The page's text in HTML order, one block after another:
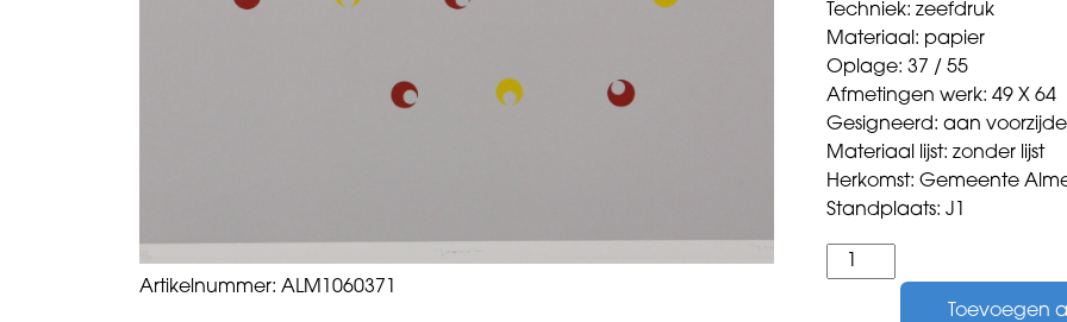
Artikelnummer: ALM1060371
Techniek: zeefdruk
Materiaal: papier
Oplage: 37 / 55
Afmetingen werk: 49 X 64
Gesigneerd: aan voorzijde
Materiaal lijst: zonder lijst
Herkomst: Gemeente
Standplaats: J1
Jordaan,
Peter
Toevoegen